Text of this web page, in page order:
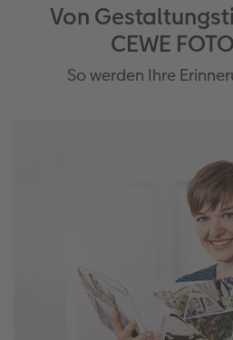
Von
CEWE
So werden Ihre